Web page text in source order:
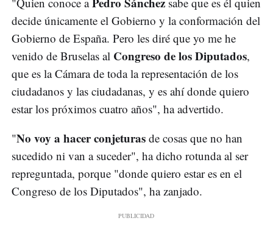
decide únicamente el Gobierno y la conformación del
Gobierno de España. Pero les diré que yo me he
venido de Bruselas al Congreso de los Diputados,
que es la Cámara de toda la representación de los
ciudadanos y las ciudadanas, y es ahí donde quiero
estar los próximos cuatro años", ha advertido.
"No voy a hacer conjeturas de cosas que no han
sucedido ni van a suceder", ha dicho rotunda al ser
repreguntada, porque "donde quiero estar es en el
Congreso de los Diputados", ha zanjado.